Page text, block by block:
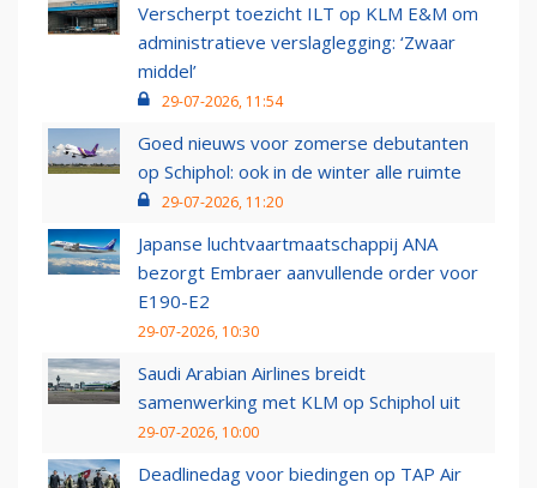
Verscherpt toezicht ILT op KLM E&M om
administratieve verslaglegging: ‘Zwaar
middel’
29-07-2026, 11:54
Goed nieuws voor zomerse debutanten
op Schiphol: ook in de winter alle ruimte
29-07-2026, 11:20
Japanse luchtvaartmaatschappij ANA
bezorgt Embraer aanvullende order voor
E190-E2
29-07-2026, 10:30
Saudi Arabian Airlines breidt
samenwerking met KLM op Schiphol uit
29-07-2026, 10:00
Deadlinedag voor biedingen op TAP Air